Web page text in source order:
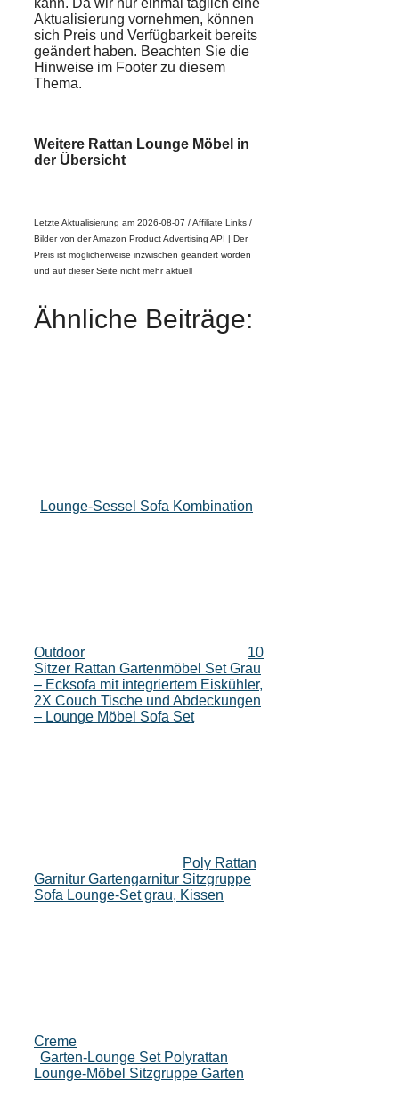
kann. Da wir nur einmal täglich eine
Aktualisierung vornehmen, können
sich Preis und Verfügbarkeit bereits
geändert haben. Beachten Sie die
Hinweise im Footer zu diesem
Thema.
Weitere Rattan Lounge Möbel in
der Übersicht
Letzte Aktualisierung am 2026-08-07 / Affiliate Links /
Bilder von der Amazon Product Advertising API | Der
Preis ist möglicherweise inzwischen geändert worden
und auf dieser Seite nicht mehr aktuell
Ähnliche Beiträge:
Lounge-Sessel Sofa Kombination
Outdoor
10
Sitzer Rattan Gartenmöbel Set Grau
– Ecksofa mit integriertem Eiskühler,
2X Couch Tische und Abdeckungen
– Lounge Möbel Sofa Set
Poly Rattan
Garnitur Gartengarnitur Sitzgruppe
Sofa Lounge-Set grau, Kissen
Creme
Garten-Lounge Set Polyrattan
Lounge-Möbel Sitzgruppe Garten